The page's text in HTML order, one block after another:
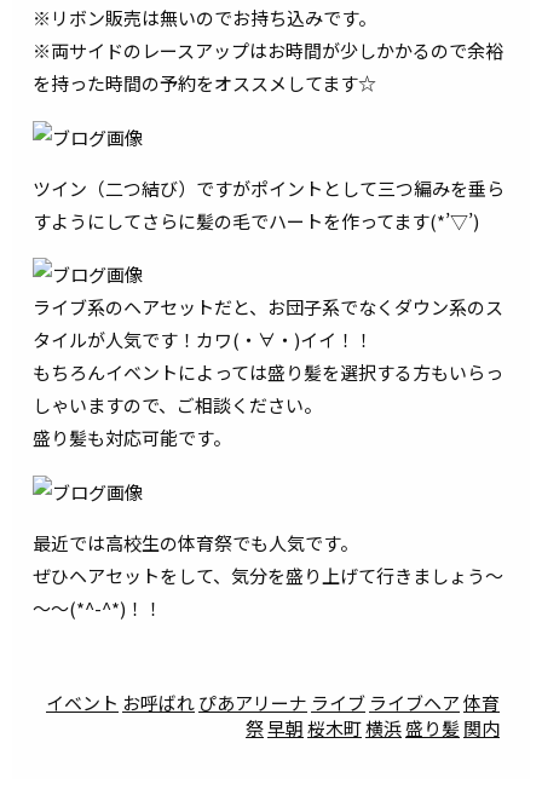
※リボン販売は無いのでお持ち込みです。
※両サイドのレースアップはお時間が少しかかるので余裕
を持った時間の予約をオススメしてます☆
ツイン（二つ結び）ですがポイントとして三つ編みを垂ら
すようにしてさらに髪の毛でハートを作ってます(*’▽’)
ライブ系のヘアセットだと、お団子系でなくダウン系のス
タイルが人気です！カワ(・∀・)イイ！！
もちろんイベントによっては盛り髪を選択する方もいらっ
しゃいますので、ご相談ください。
盛り髪も対応可能です。
最近では高校生の体育祭でも人気です。
ぜひヘアセットをして、気分を盛り上げて行きましょう～
～～(*^-^*)！！
イベント お呼ばれぴあアリーナ ライブ ライブヘア体育
祭早朝桜木町横浜盛り髪 関内